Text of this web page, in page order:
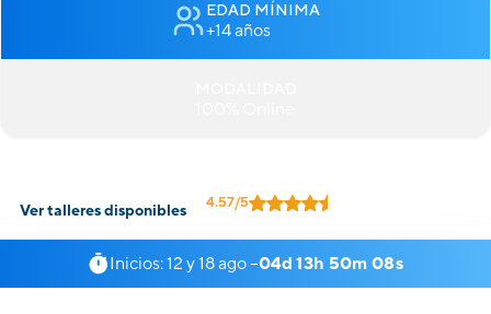
EDAD MÍNIMA
+14 años
Ver talleres disponibles 4.57/5
Inicios: 12 y 18 ago –04d 13h 50m 08s